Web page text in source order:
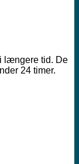
længere tid. De
24 timer.